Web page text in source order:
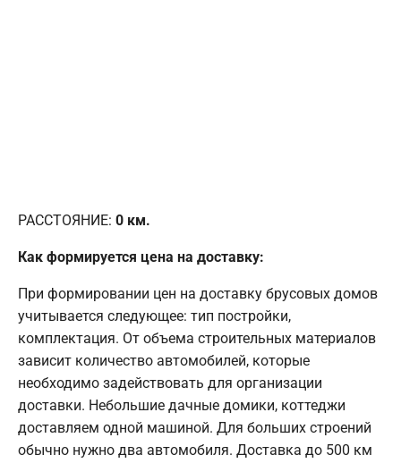
РАССТОЯНИЕ: 0 км.
Как формируется цена на доставку:
При формировании цен на доставку брусовых домов
учитывается следующее: тип постройки,
комплектация. От объема строительных материалов
зависит количество автомобилей, которые
необходимо задействовать для организации
доставки. Небольшие дачные домики, коттеджи
доставляем одной машиной. Для больших строений
обычно нужно два автомобиля. Доставка до 500 км